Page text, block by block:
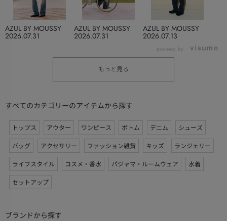
2026.07.31
AZUL BY MOUSSY
2026.07.31
AZUL BY MOUSSY
2026.07.13
AZUL BY MOUSSY
powered by
もっと見る
すべてのカテゴリーのアイテムから探す
トップス アウター ワンピース ボトム デニム
シューズ
バッグ
アクセサリー ファッション雑貨 キッズ
ランジェリー
ライフスタイル
コスメ・香水 パジャマ・ルームウェア
水着
セットアップ
ブランドから探す